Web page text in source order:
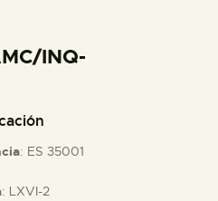
INQ-
: ES 35001
: LXVI-2